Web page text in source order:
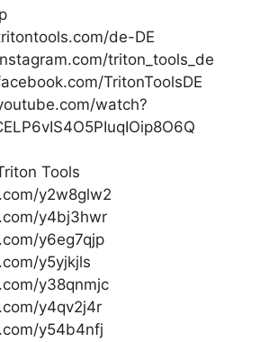
de-DE
triton_tools_de
TritonToolsDE
watch?
Tools
y2w8glw2
y4bj3hwr
y6eg7qjp
y5yjkjls
y38qnmjc
y4qv2j4r
y54b4nfj